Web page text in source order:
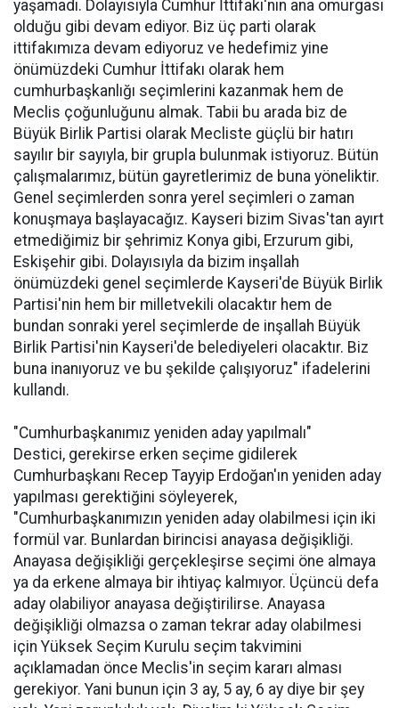
yaşamadı. Dolayısıyla Cumhur İttifakı'nın ana omurgası
olduğu gibi devam ediyor. Biz üç parti olarak
ittifakımıza devam ediyoruz ve hedefimiz yine
önümüzdeki Cumhur İttifakı olarak hem
cumhurbaşkanlığı seçimlerini kazanmak hem de
Meclis çoğunluğunu almak. Tabii bu arada biz de
Büyük Birlik Partisi olarak Mecliste güçlü bir hatırı
sayılır bir sayıyla, bir grupla bulunmak istiyoruz. Bütün
çalışmalarımız, bütün gayretlerimiz de buna yöneliktir.
Genel seçimlerden sonra yerel seçimleri o zaman
konuşmaya başlayacağız. Kayseri bizim Sivas'tan ayırt
etmediğimiz bir şehrimiz Konya gibi, Erzurum gibi,
Eskişehir gibi. Dolayısıyla da bizim inşallah
önümüzdeki genel seçimlerde Kayseri'de Büyük Birlik
Partisi'nin hem bir milletvekili olacaktır hem de
bundan sonraki yerel seçimlerde de inşallah Büyük
Birlik Partisi'nin Kayseri'de belediyeleri olacaktır. Biz
buna inanıyoruz ve bu şekilde çalışıyoruz" ifadelerini
kullandı.
"Cumhurbaşkanımız yeniden aday yapılmalı"
Destici, gerekirse erken seçime gidilerek
Cumhurbaşkanı Recep Tayyip Erdoğan'ın yeniden aday
yapılması gerektiğini söyleyerek,
"Cumhurbaşkanımızın yeniden aday olabilmesi için iki
formül var. Bunlardan birincisi anayasa değişikliği.
Anayasa değişikliği gerçekleşirse seçimi öne almaya
ya da erkene almaya bir ihtiyaç kalmıyor. Üçüncü defa
aday olabiliyor anayasa değiştirilirse. Anayasa
değişikliği olmazsa o zaman tekrar aday olabilmesi
için Yüksek Seçim Kurulu seçim takvimini
açıklamadan önce Meclis'in seçim kararı alması
gerekiyor. Yani bunun için 3 ay, 5 ay, 6 ay diye bir şey